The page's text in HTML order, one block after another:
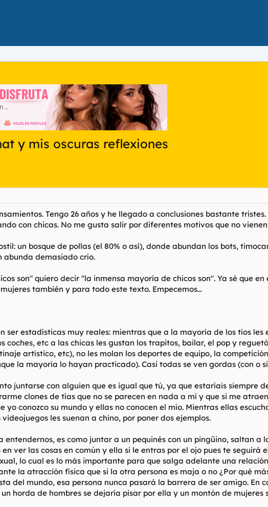
y mis oscuras reflexiones
Tengo 26 años y he llegado a conclusiones bastante
con chicas. No me gusta salir por diferentes motivos que no
un bosque de pollas (el 80% o así), donde abundan los bots,
abunda demasiado crío.
son" quiero decir "la inmensa mayoría de chicos son". Ya sé que
también y para todo este texto. Empecemos...
ser estadísticas muy reales: mientras que a la mayoría de los tíos
coches, etc a las chicas les gustan los trapitos, bailar, el pop y
artístico, etc), no les molan los deportes de equipo, la
la mayoría lo hayan practicado). Casi todas se ven gordas (con o
juntarse con alguien que es igual que tú, ya que estaríais siempre
clones de tías que no se parecen en nada a mí y que si me
yo conozco su mundo y ellas no conocen el mío. Mientras ellas
les suenan a chino, por poner dos ejemplos.
entendernos, es como juntar a un pequinés con un pingüino, saltan
ver las cosas en común y ella si le entras por el ojo pues te
lo cual es lo más importante para que salga adelante una
la atracción física que si la otra persona es maja o no ¿Por qué
del mundo, esa persona nunca pasará la barrera de ser amigo. En
horda de hombres se dejaría pisar por ella y un montón de mujeres